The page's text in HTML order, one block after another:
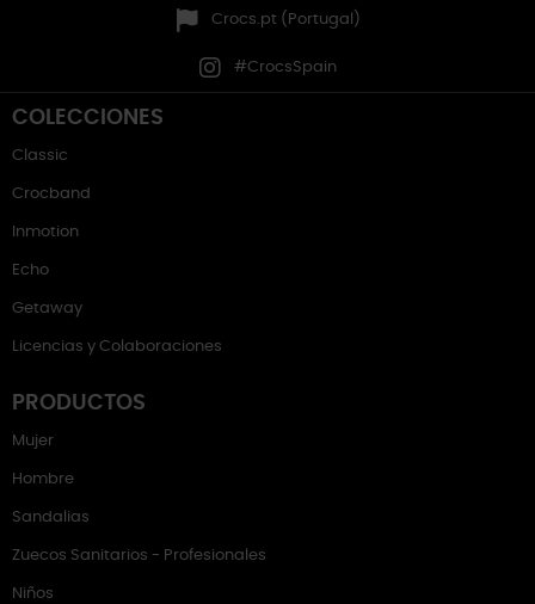
Crocs.pt (Portugal)
#CrocsSpain
COLECCIONES
Classic
Crocband
Inmotion
Echo
Getaway
Licencias y Colaboraciones
PRODUCTOS
Mujer
Hombre
Sandalias
Zuecos Sanitarios - Profesionales
Niños